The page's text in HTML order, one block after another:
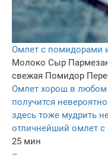
Омлет с помидорами
Молоко Сыр
свежая Помидор
Омлет хорош в любом
получится
здесь тоже мудрить
отличнейший омлет
25 мин
–